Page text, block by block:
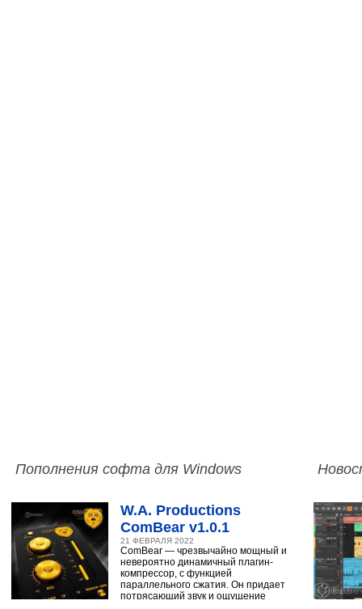
Пополнения софта для Windows
W.A. Productions
ComBear v1.0.1
21 ФЕВРАЛЯ 2022
ComBear — чрезвычайно мощный и
невероятно динамичный плагин-
компрессор, с функцией
параллельного сжатия. Он придает
потрясающий звук и ощущение